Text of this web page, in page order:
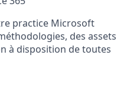
practice Microsoft
des assets
à disposition de toutes